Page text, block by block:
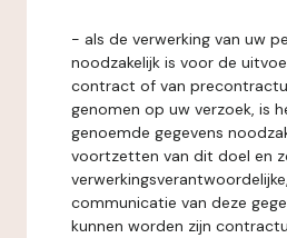
- als de verwerking van uw
noodzakelijk is voor de
contract of van
genomen op uw verzoek, is
genoemde gegevens
voortzetten van dit doel en
communicatie van deze
kunnen worden zijn